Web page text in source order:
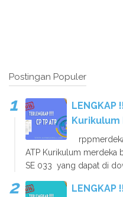
Postingan Populer
LENGKAP
Kurikulum
ATP Kurikulum merdeka
SE 033 yang dapat di
LENGKAP